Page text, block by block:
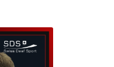
Carta etica
Licenze